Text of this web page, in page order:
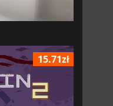
15.71zł